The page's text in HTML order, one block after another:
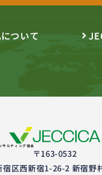
ついて
サルティング協会
〒163-0532
宿区西新宿1-26-2 新宿野